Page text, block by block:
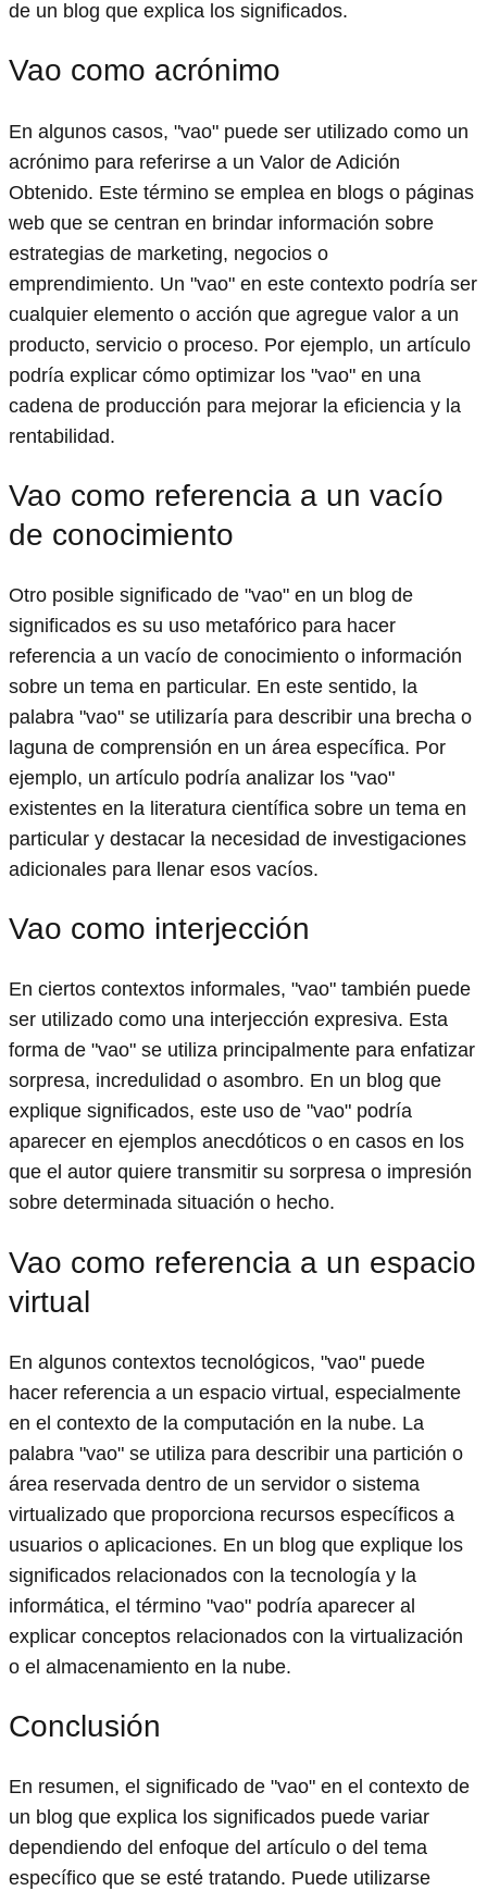
de un blog que explica los significados.
Vao como acrónimo
En algunos casos, "vao" puede ser utilizado como un
acrónimo para referirse a un Valor de Adición
Obtenido. Este término se emplea en blogs o páginas
web que se centran en brindar información sobre
estrategias de marketing, negocios o
emprendimiento. Un "vao" en este contexto podría ser
cualquier elemento o acción que agregue valor a un
producto, servicio o proceso. Por ejemplo, un artículo
podría explicar cómo optimizar los "vao" en una
cadena de producción para mejorar la eficiencia y la
rentabilidad.
Vao como referencia a un vacío
de conocimiento
Otro posible significado de "vao" en un blog de
significados es su uso metafórico para hacer
referencia a un vacío de conocimiento o información
sobre un tema en particular. En este sentido, la
palabra "vao" se utilizaría para describir una brecha o
laguna de comprensión en un área específica. Por
ejemplo, un artículo podría analizar los "vao"
existentes en la literatura científica sobre un tema en
particular y destacar la necesidad de investigaciones
adicionales para llenar esos vacíos.
Vao como interjección
En ciertos contextos informales, "vao" también puede
ser utilizado como una interjección expresiva. Esta
forma de "vao" se utiliza principalmente para enfatizar
sorpresa, incredulidad o asombro. En un blog que
explique significados, este uso de "vao" podría
aparecer en ejemplos anecdóticos o en casos en los
que el autor quiere transmitir su sorpresa o impresión
sobre determinada situación o hecho.
Vao como referencia a un espacio
virtual
En algunos contextos tecnológicos, "vao" puede
hacer referencia a un espacio virtual, especialmente
en el contexto de la computación en la nube. La
palabra "vao" se utiliza para describir una partición o
área reservada dentro de un servidor o sistema
virtualizado que proporciona recursos específicos a
usuarios o aplicaciones. En un blog que explique los
significados relacionados con la tecnología y la
informática, el término "vao" podría aparecer al
explicar conceptos relacionados con la virtualización
o el almacenamiento en la nube.
Conclusión
En resumen, el significado de "vao" en el contexto de
un blog que explica los significados puede variar
dependiendo del enfoque del artículo o del tema
específico que se esté tratando. Puede utilizarse